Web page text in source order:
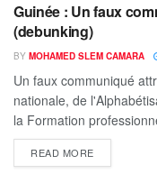
Guinée : Un faux
(debunking)
BY MOHAMED SLEM CAMARA
Un faux communiqué
nationale, de
la Formation
READ MORE